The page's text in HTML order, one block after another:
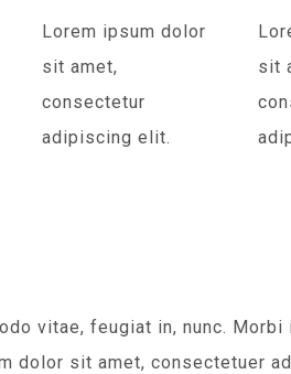
Lorem ipsum dolor
sit amet,
consectetur
adipiscing elit.
sit
vitae, feugiat in, nunc. Morbi
dolor sit amet, consectetuer